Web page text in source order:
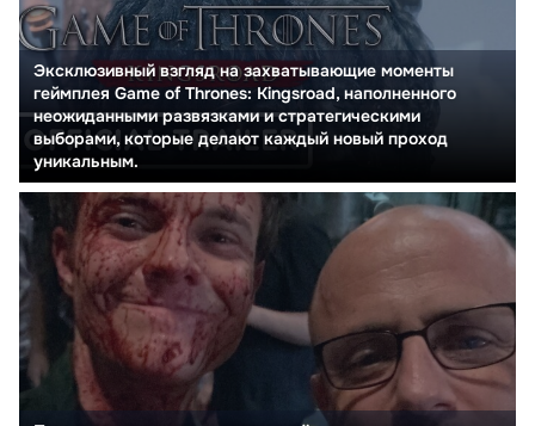
Эксклюзивный взгляд на захватывающие моменты
геймплея Game of Thrones: Kingsroad, наполненного
неожиданными развязками и стратегическими
выборами, которые делают каждый новый проход
уникальным.